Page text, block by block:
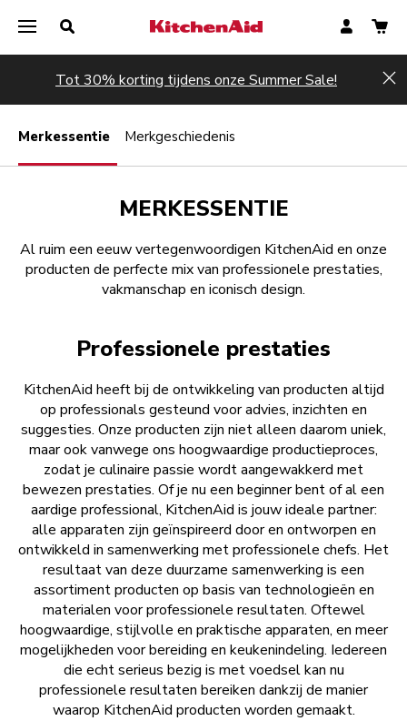
Tot 30% korting tijdens onze Summer Sale!
MERKESSENTIE
Al ruim een eeuw vertegenwoordigen KitchenAid en onze
producten de perfecte mix van professionele prestaties,
vakmanschap en iconisch design.
Merkessentie Merkgeschiedenis
Professionele prestaties
KitchenAid heeft bij de ontwikkeling van producten altijd
op professionals gesteund voor advies, inzichten en
suggesties. Onze producten zijn niet alleen daarom uniek,
maar ook vanwege ons hoogwaardige productieproces,
zodat je culinaire passie wordt aangewakkerd met
bewezen prestaties. Of je nu een beginner bent of al een
aardige professional, KitchenAid is jouw ideale partner:
alle apparaten zijn geïnspireerd door en ontworpen en
ontwikkeld in samenwerking met professionele chefs. Het
resultaat van deze duurzame samenwerking is een
assortiment producten op basis van technologieën en
materialen voor professionele resultaten. Oftewel
hoogwaardige, stijlvolle en praktische apparaten, en meer
mogelijkheden voor bereiding en keukenindeling. Iedereen
die echt serieus bezig is met voedsel kan nu
professionele resultaten bereiken dankzij de manier
waarop KitchenAid producten worden gemaakt.